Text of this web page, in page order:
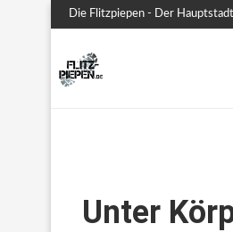
Die Flitzpiepen - Der
Unter